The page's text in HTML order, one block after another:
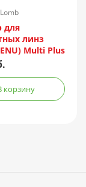
Италия
для
линз
Multi Plus
корзину